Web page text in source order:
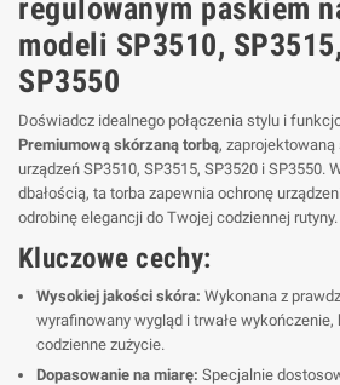
regulowanym paskiem
modeli SP3510,
SP3550
Doświadcz idealnego połączenia stylu i
Premiumową skórzaną torbą,
urządzeń SP3510, SP3515, SP3520 i SP3550.
dbałością, ta torba zapewnia ochronę
odrobinę elegancji do Twojej codziennej rutyny.
Kluczowe cechy:
Wysokiej jakości skóra: Wykonana z
wyrafinowany wygląd i trwałe
codzienne zużycie.
Dopasowanie na miarę: Specjalnie